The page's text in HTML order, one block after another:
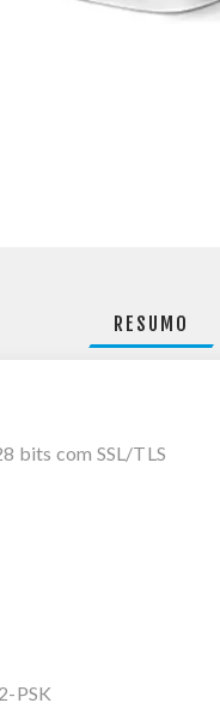
RESUMO
bits com SSL/TLS
PSK